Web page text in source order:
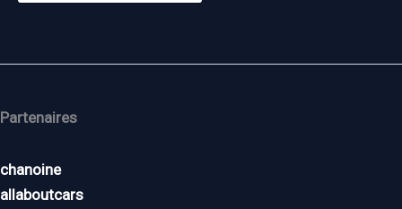
Partenaires
chanoine
allaboutcars